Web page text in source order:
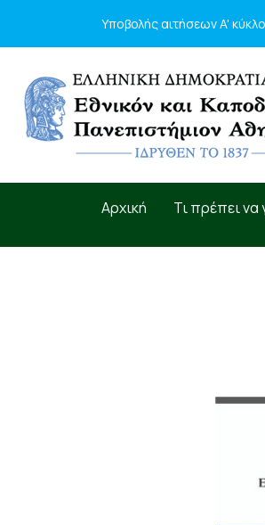
Υποβολής αιτήσεων A'
Αρχική Τι πρέπει να